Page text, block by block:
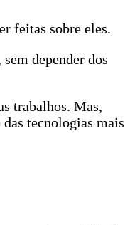
feitas sobre eles.
depender dos
trabalhos. Mas,
tecnologias mais